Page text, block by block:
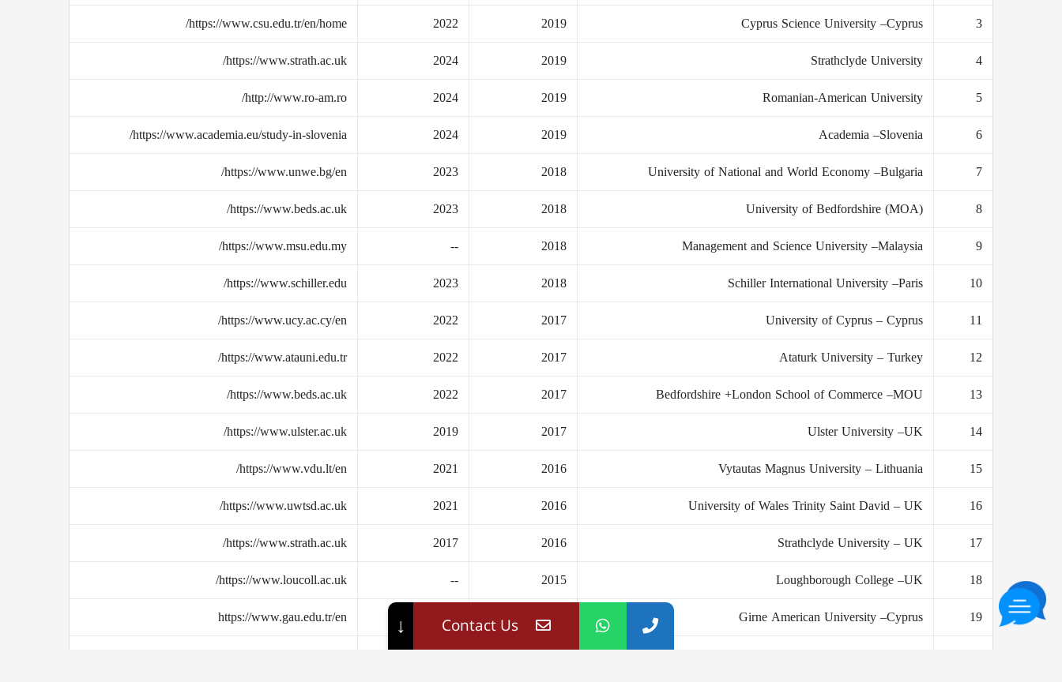
3
Cyprus Science University –Cyprus
2019
2022
https://www.csu.edu.tr/en/home/
4
Strathclyde University
2019
2024
https://www.strath.ac.uk/
5
Romanian-American University
2019
2024
http://www.ro-am.ro/
6
Academia –Slovenia
2019
2024
https://www.academia.eu/study-in-slovenia/
7
University of National and World Economy –Bulgaria
2018
2023
https://www.unwe.bg/en/
8
University of Bedfordshire (MOA)
2018
2023
https://www.beds.ac.uk/
9
Management and Science University –Malaysia
2018
--
https://www.msu.edu.my/
10
Schiller International University –Paris
2018
2023
https://www.schiller.edu/
11
University of Cyprus – Cyprus
2017
2022
https://www.ucy.ac.cy/en/
12
Ataturk University – Turkey
2017
2022
https://www.atauni.edu.tr/
13
Bedfordshire +London School of Commerce –MOU
2017
2022
https://www.beds.ac.uk/
14
Ulster University –UK
2017
2019
https://www.ulster.ac.uk/
15
Vytautas Magnus University – Lithuania
2016
2021
https://www.vdu.lt/en/
16
University of Wales Trinity Saint David – UK
2016
2021
https://www.uwtsd.ac.uk/
17
Strathclyde University – UK
2016
2017
https://www.strath.ac.uk/
18
Loughborough College –UK
2015
--
https://www.loucoll.ac.uk/
19
Girne American University –Cyprus
2015
2020
https://www.gau.edu.tr/en
2015
2020
↓ Contact Us